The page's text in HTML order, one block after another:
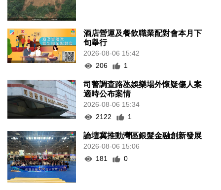
酒店營運及餐飲職業配對會本月下
旬舉行
2026-08-06 15:42
206
1
司警調查路氹娛樂場外懷疑傷人案
適時公布案情
2026-08-06 15:34
2122
1
論壇冀推動灣區銀髮金融創新發展
2026-08-06 15:06
181
0